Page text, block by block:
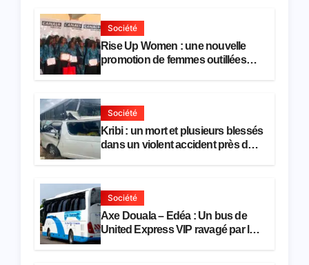
Société
Rise Up Women : une nouvelle
promotion de femmes outillées
Société
Kribi : un mort et plusieurs blessés
dans un violent accident près du
Société
Axe Douala – Edéa : Un bus de
United Express VIP ravagé par les